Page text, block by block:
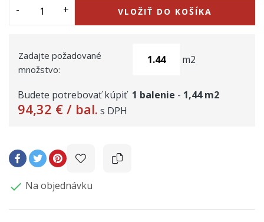
VLOŽIŤ DO KOŠÍKA
Zadajte požadované
množstvo:
m2
Budete potrebovať kúpiť 1 balenie - 1,44 m2
94,32 € / bal. s DPH
 Na objednávku